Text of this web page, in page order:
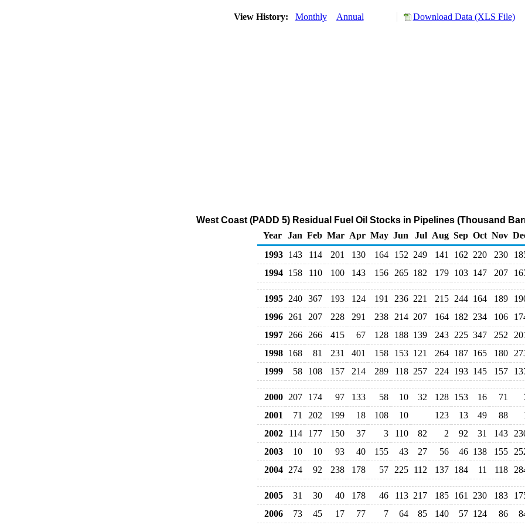
View History: Monthly Annual Download Data (XLS File)
West Coast (PADD 5) Residual Fuel Oil Stocks in Pipelines (Thousand
Year Jan Feb Mar Apr May Jun Jul Aug Sep Oct Nov
1993 143 114 201 130 164 152 249 141 162 220 230
1994 158 110 100 143 156 265 182 179 103 147 207
1995 240 367 193 124 191 236 221 215 244 164 189
1996 261 207 228 291 238 214 207 164 182 234 106
1997 266 266 415 67 128 188 139 243 225 347 252
1998 168 81 231 401 158 153 121 264 187 165 180
1999
58 108 157 214 289 118 257 224 193 145 157
2000 207 174 97 133 58 10 32 128 153 16 71
2001
71 202 199 18 108 10 123 13 49 88
2002
114 177 150 37 3 110 82 2 92 31 143
2003
10 10 93 40 155 43 27 56 46 138 155
2004 274 92 238 178 57 225 112 137 184 11 118
2005 31 30 40 178 46 113 217 185 161 230 183
2006
73 45 17 77 7 64 85 140 57 124 86